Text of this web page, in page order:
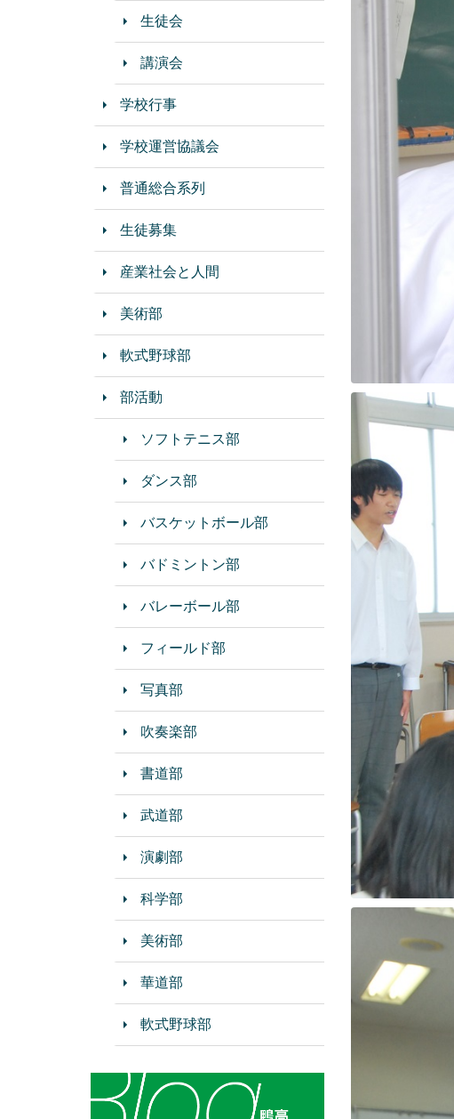
生徒会
講演会
学校行事
学校運営協議会
普通総合系列
生徒募集
産業社会と人間
美術部
軟式野球部
部活動
ソフトテニス部
ダンス部
バスケットボール部
バドミントン部
バレーボール部
フィールド部
写真部
吹奏楽部
書道部
武道部
演劇部
科学部
美術部
華道部
軟式野球部